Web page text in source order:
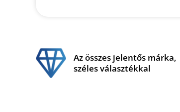
Az összes jelentős márka,
széles választékkal